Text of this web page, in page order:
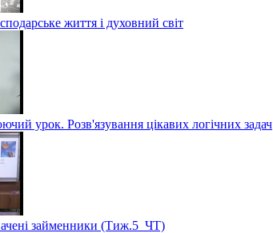
життя і духовний світ
урок. Розв'язування цікавих логічних задач
займенники (Тиж.5_ЧТ)